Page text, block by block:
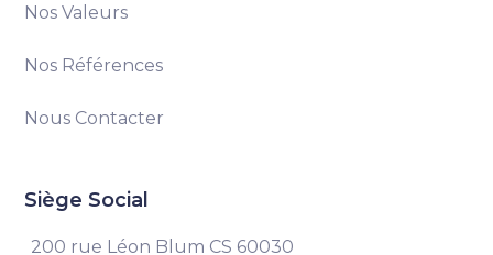
Nos Valeurs
Nos Références
Nous Contacter
Siège Social
200 rue Léon Blum CS 60030